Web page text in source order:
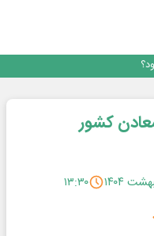
کشور
۱۳:۳۰